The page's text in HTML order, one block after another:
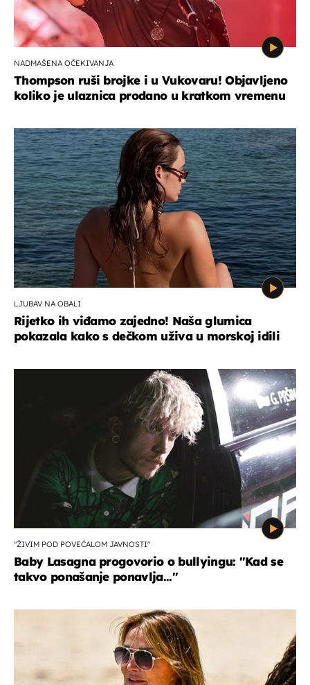
NADMAŠENA OČEKIVANJA
Thompson ruši brojke i u Vukovaru! Objavljeno
koliko je ulaznica prodano u kratkom vremenu
LJUBAV NA OBALI
Rijetko ih viđamo zajedno! Naša glumica
pokazala kako s dečkom uživa u morskoj idili
"ŽIVIM POD POVEĆALOM JAVNOSTI"
Baby Lasagna progovorio o bullyingu: "Kad se
takvo ponašanje ponavlja..."